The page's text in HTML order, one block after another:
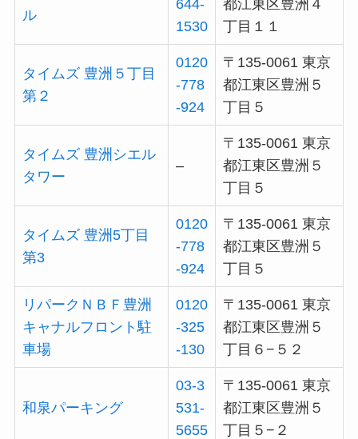
ル
644-
1530
都江東区豊洲４
丁目１１
タイムズ 豊洲５丁目
第２
0120
-778
-924
〒135-0061 東京
都江東区豊洲５
丁目５
タイムズ 豊洲シエル
タワー
–
〒135-0061 東京
都江東区豊洲５
丁目５
タイムズ 豊洲5丁目
第3
0120
-778
-924
〒135-0061 東京
都江東区豊洲５
丁目５
リパークＮＢＦ豊洲
キャナルフロント駐
車場
0120
-325
-130
〒135-0061 東京
都江東区豊洲５
丁目６−５２
和泉パーキング
03-3
531-
5655
〒135-0061 東京
都江東区豊洲５
丁目５−２